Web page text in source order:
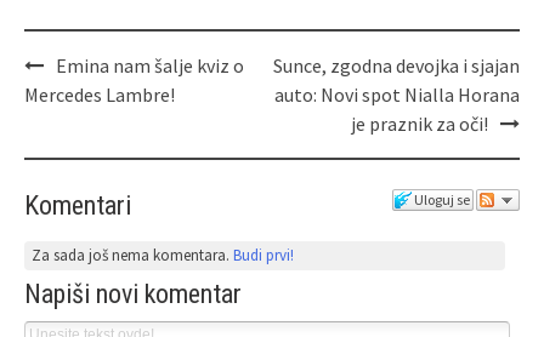
Emina nam šalje kviz o
Mercedes Lambre!
Sunce, zgodna devojka i sjajan
auto: Novi spot Nialla Horana
je praznik za oči!
Uloguj se
Komentari
Za sada još nema komentara.Budi prvi!
Napiši novi komentar